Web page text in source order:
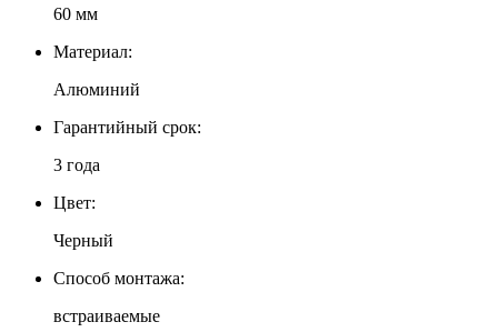
60 мм
Материал:
Алюминий
Гарантийный срок:
3 года
Цвет:
Черный
Способ монтажа:
встраиваемые